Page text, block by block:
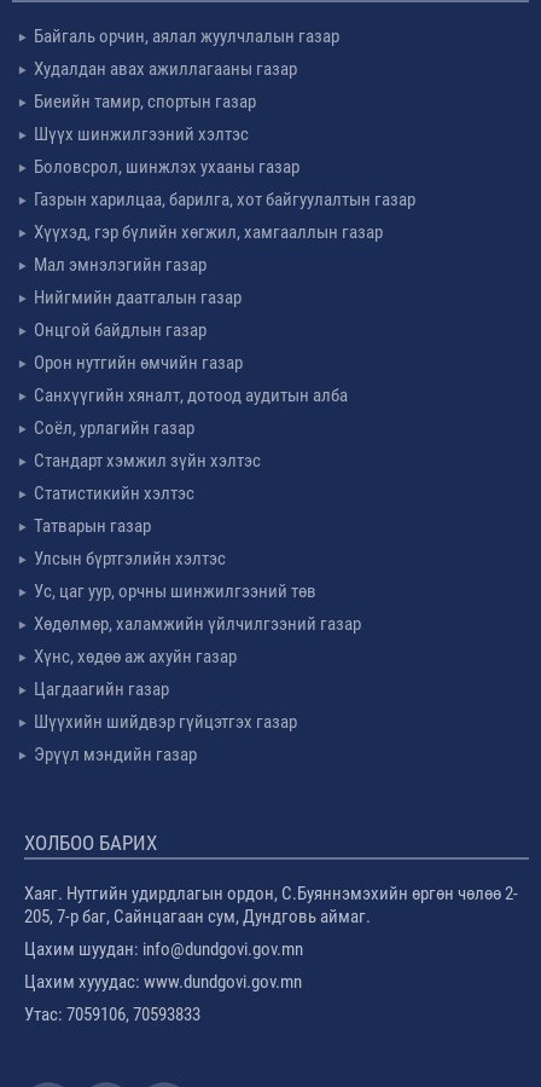
Байгаль орчин, аялал жуулчлалын газар
Худалдан авах ажиллагааны газар
Биеийн тамир, спортын газар
Шүүх шинжилгээний хэлтэс
Боловсрол, шинжлэх ухааны газар
Газрын харилцаа, барилга, хот байгуулалтын газар
Хүүхэд, гэр бүлийн хөгжил, хамгааллын газар
Мал эмнэлэгийн газар
Нийгмийн даатгалын газар
Онцгой байдлын газар
Орон нутгийн өмчийн газар
Санхүүгийн хяналт, дотоод аудитын алба
Соёл, урлагийн газар
Стандарт хэмжил зүйн хэлтэс
Статистикийн хэлтэс
Татварын газар
Улсын бүртгэлийн хэлтэс
Ус, цаг уур, орчны шинжилгээний төв
Хөдөлмөр, халамжийн үйлчилгээний газар
Хүнс, хөдөө аж ахуйн газар
Цагдаагийн газар
Шүүхийн шийдвэр гүйцэтгэх газар
Эрүүл мэндийн газар
ХОЛБОО БАРИХ
Хаяг. Нутгийн удирдлагын ордон, С.Буяннэмэхийн өргөн чөлөө 2-
205, 7-р баг, Сайнцагаан сум, Дундговь аймаг.
Цахим шуудан: info@dundgovi.gov.mn
Цахим хууудас: www.dundgovi.gov.mn
Утас: 7059106, 70593833